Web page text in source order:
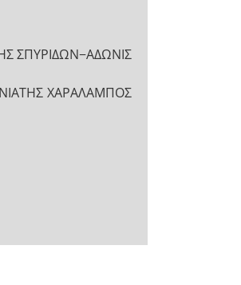
ΣΠΥΡΙΔΩΝ−ΑΔΩΝΙΣ
ΧΑΡΑΛΑΜΠΟΣ